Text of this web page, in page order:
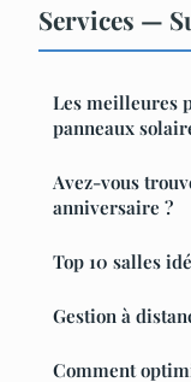
Services —
Les meilleures
panneaux
Avez-vous
anniversaire ?
Top 10 salles
Gestion à
Comment